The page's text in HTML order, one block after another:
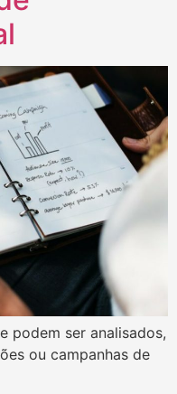
podem ser analisados,
ou campanhas de